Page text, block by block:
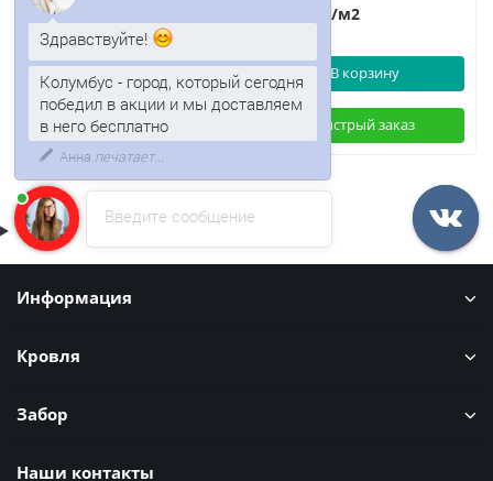
3422р.
В корзину
Быстрый заказ
/м2
В корзину
Быстрый заказ
Информация
Кровля
Забор
Наши контакты
Введите сообщение
Здравствуйте!
Колумбус - город, который сегодня
победил в акции и мы доставляем
в него бесплатно